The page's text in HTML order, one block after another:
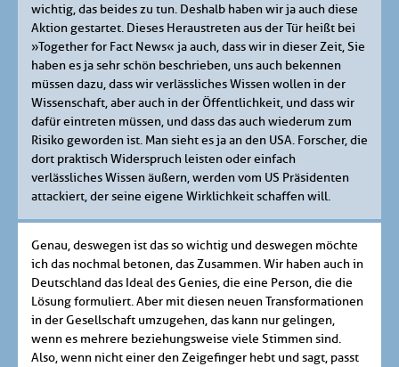
wichtig, das beides zu tun. Deshalb haben wir ja auch diese
Aktion gestartet. Dieses Heraustreten aus der Tür heißt bei
»Together for Fact News« ja auch, dass wir in dieser Zeit, Sie
haben es ja sehr schön beschrieben, uns auch bekennen
müssen dazu, dass wir verlässliches Wissen wollen in der
Wissenschaft, aber auch in der Öffentlichkeit, und dass wir
dafür eintreten müssen, und dass das auch wiederum zum
Risiko geworden ist. Man sieht es ja an den USA. Forscher, die
dort praktisch Widerspruch leisten oder einfach
verlässliches Wissen äußern, werden vom US Präsidenten
attackiert, der seine eigene Wirklichkeit schaffen will.
Genau, deswegen ist das so wichtig und deswegen möchte
ich das nochmal betonen, das Zusammen. Wir haben auch in
Deutschland das Ideal des Genies, die eine Person, die die
Lösung formuliert. Aber mit diesen neuen Transformationen
in der Gesellschaft umzugehen, das kann nur gelingen,
wenn es mehrere beziehungsweise viele Stimmen sind.
Also, wenn nicht einer den Zeigefinger hebt und sagt, passt